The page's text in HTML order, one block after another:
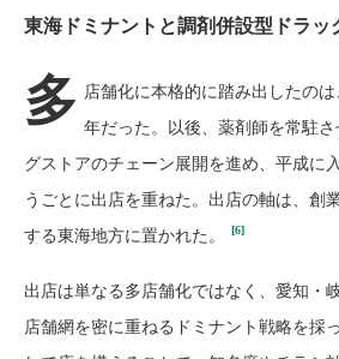
東海ドミナントと調剤併設型ドラッ
多 店舗化に本格的に踏み出したの
年だった。以後、薬剤師を常駐
グストアのチェーン展開を進め、平成に
うごとに出店を重ねた。出店の軸は、創
する東海地方に置かれた。
[6]
出店は単なる多店舗化ではなく、愛知・
店舗網を密に重ねるドミナント戦略を採